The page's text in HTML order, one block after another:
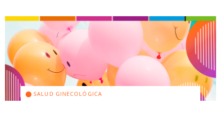
SALUD GINECOLÓGICA